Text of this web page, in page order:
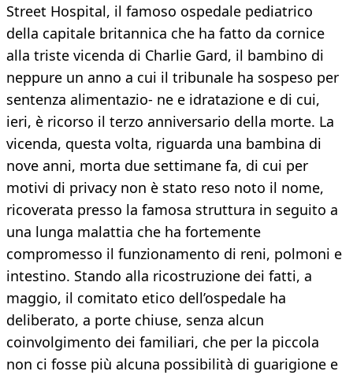
Street Hospital, il famoso ospedale pediatrico
della capitale britannica che ha fatto da cornice
alla triste vicenda di Charlie Gard, il bambino di
neppure un anno a cui il tribunale ha sospeso per
sentenza alimentazio- ne e idratazione e di cui,
ieri, è ricorso il terzo anniversario della morte. La
vicenda, questa volta, riguarda una bambina di
nove anni, morta due settimane fa, di cui per
motivi di privacy non è stato reso noto il nome,
ricoverata presso la famosa struttura in seguito a
una lunga malattia che ha fortemente
compromesso il funzionamento di reni, polmoni e
intestino. Stando alla ricostruzione dei fatti, a
maggio, il comitato etico dell’ospedale ha
deliberato, a porte chiuse, senza alcun
coinvolgimento dei familiari, che per la piccola
non ci fosse più alcuna possibilità di guarigione e